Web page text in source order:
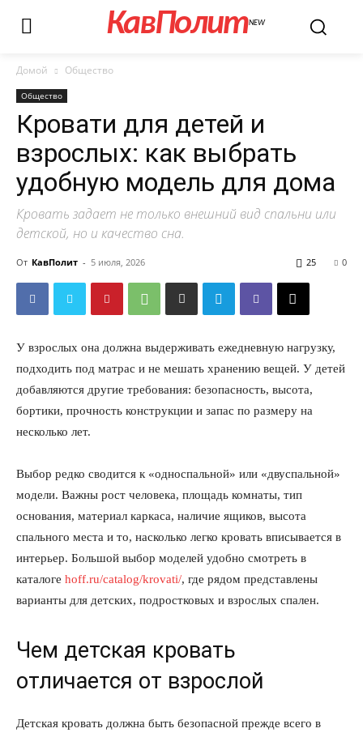
КавПолитNEW
Домой Общество
Общество
Кровати для детей и
взрослых: как выбрать
удобную модель для дома
Кровать задает не только внешний вид спальни или
детской, но и качество сна.
От КавПолит - 5 июля, 2026 0
25
У взрослых она должна выдерживать ежедневную нагрузку,
подходить под матрас и не мешать хранению вещей. У детей
добавляются другие требования: безопасность, высота,
бортики, прочность конструкции и запас по размеру на
несколько лет.
Выбор редко сводится к «односпальной» или «двуспальной»
модели. Важны рост человека, площадь комнаты, тип
основания, материал каркаса, наличие ящиков, высота
спального места и то, насколько легко кровать вписывается в
интерьер. Большой выбор моделей удобно смотреть в
каталоге hoff.ru/catalog/krovati/, где рядом представлены
варианты для детских, подростковых и взрослых спален.
Чем детская кровать
отличается от взрослой
Детская кровать должна быть безопасной прежде всего в